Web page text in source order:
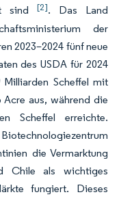
sind [2]. Das Land
der
2023–2024 fünf neue
des USDA für 2024
Scheffel mit
Acre aus, während die
Scheffel erreichte.
die Vermarktung
Chile als wichtiges
fungiert. Dieses